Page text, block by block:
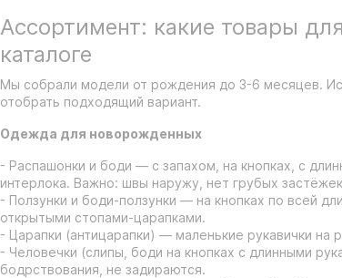
Ассортимент: какие товары
каталоге
Мы собрали модели от рождения до 3-6 месяцев.
отобрать подходящий вариант.
Одежда для новорожденных
- Распашонки и боди — с запахом, на кнопках, с
интерлока. Важно: швы наружу, нет грубых
- Ползунки и боди-ползунки — на кнопках по всей
открытыми стопами-царапками.
- Царапки (антицарапки) — маленькие рукавички
- Человечки (слипы, боди на кнопках с длинными
бодрствования, не задираются.